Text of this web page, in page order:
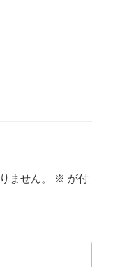
ません。 ※ が付